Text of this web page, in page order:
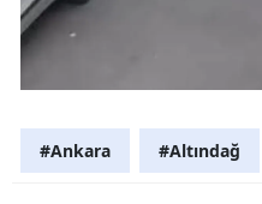
#Ankara #Altındağ